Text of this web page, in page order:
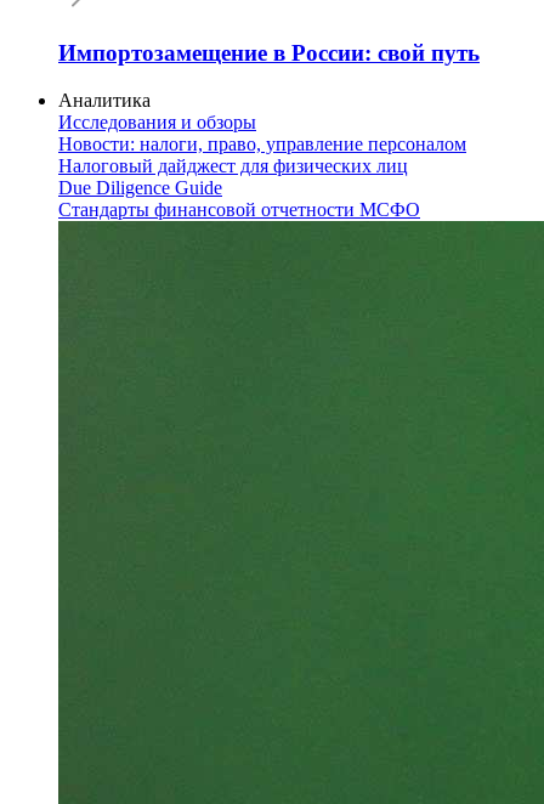
Импортозамещение в России: свой путь
Аналитика
Исследования и обзоры
Новости: налоги, право, управление персоналом
Налоговый дайджест для физических лиц
Due Diligence Guide
Стандарты финансовой отчетности МСФО